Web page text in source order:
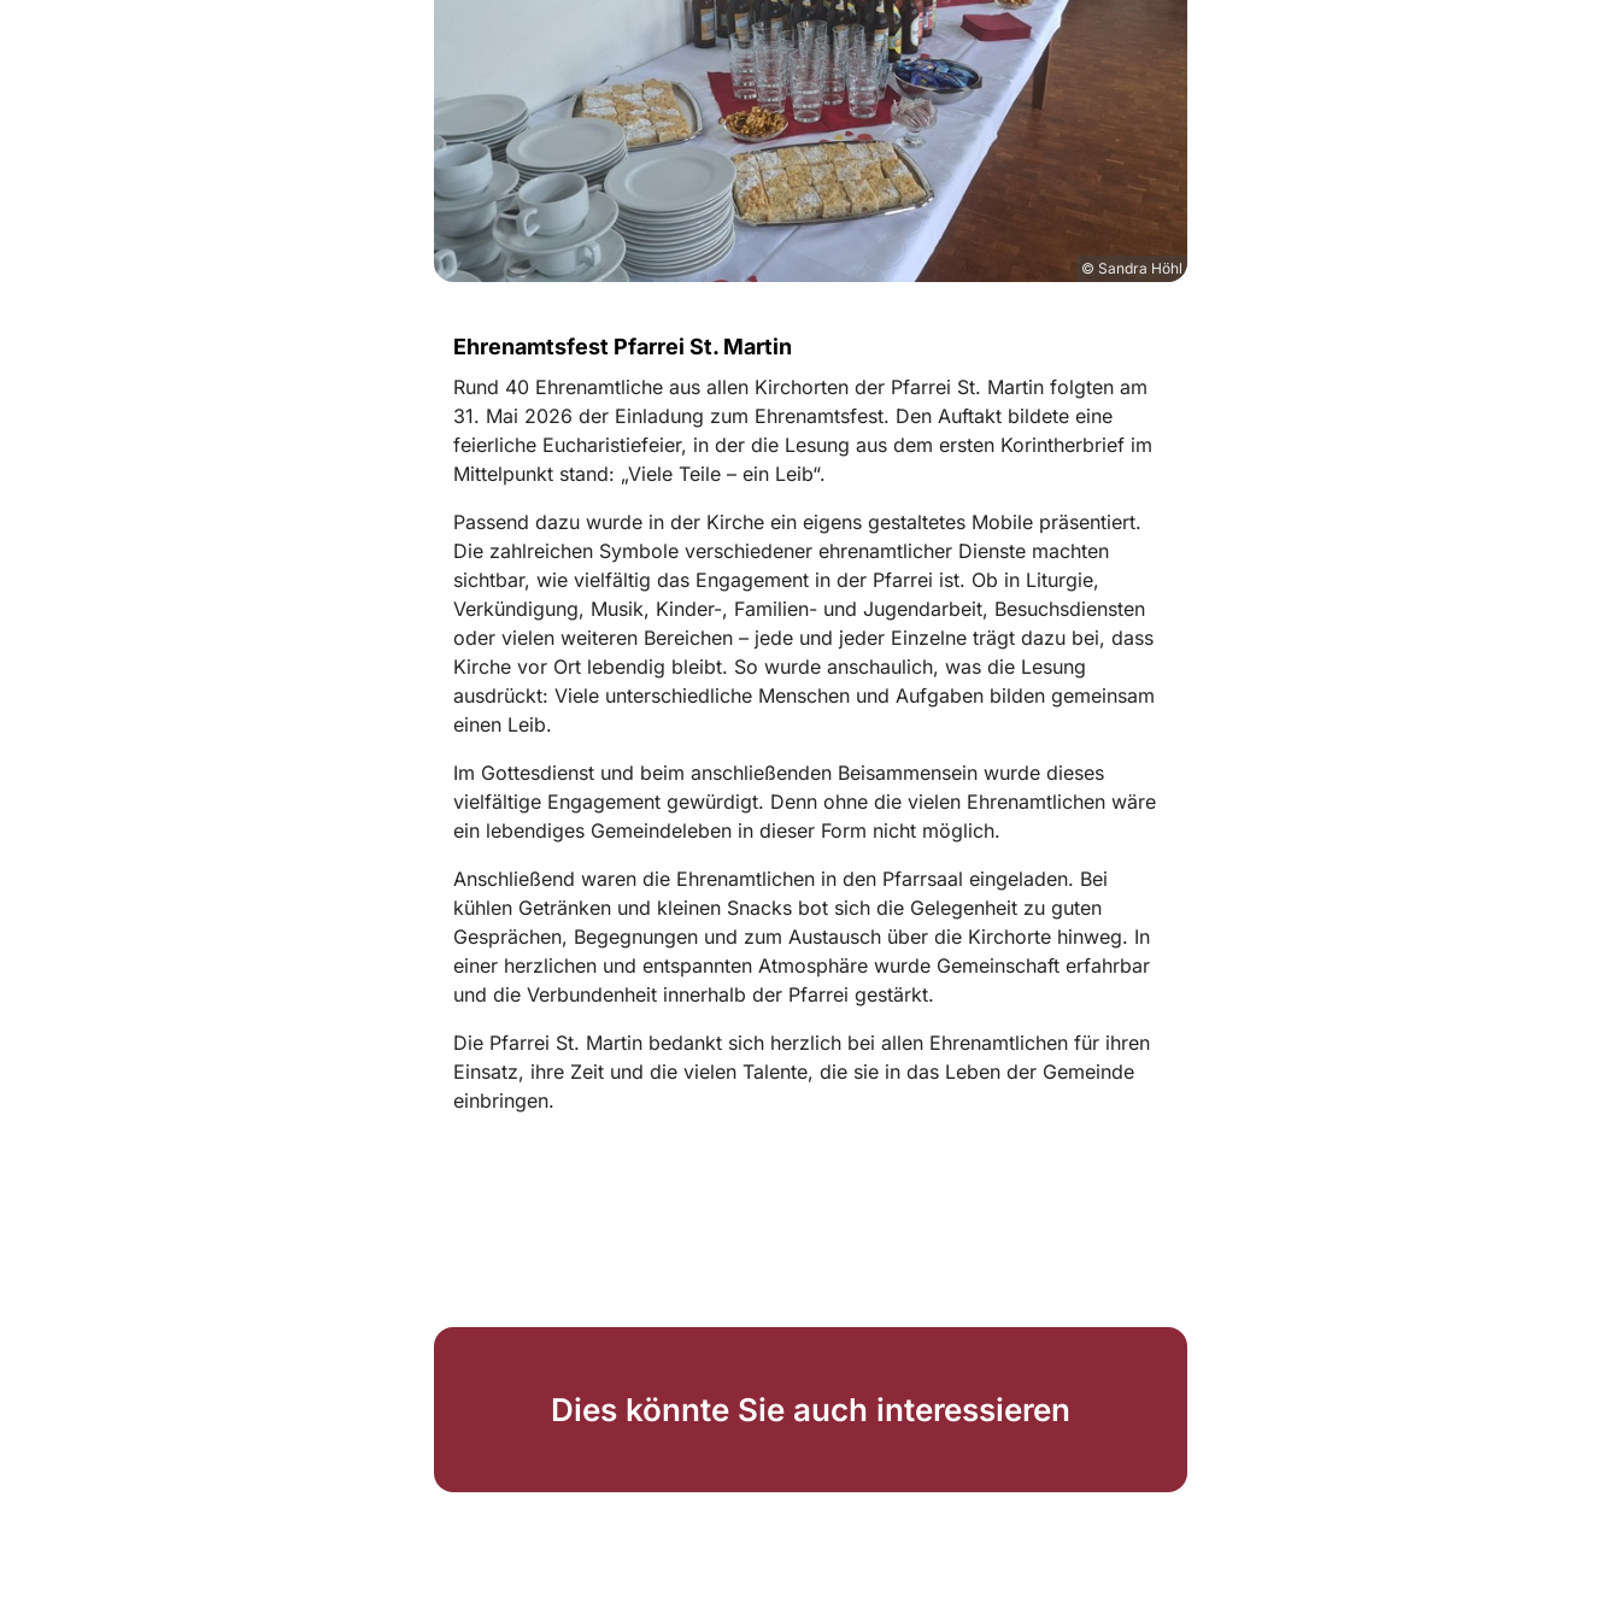
© Sandra Höhl
Ehrenamtsfest Pfarrei St. Martin
Rund 40Ehrenamtliche aus allen Kirchorten der Pfarrei St. Martin folgten am
31. Mai 2026 der Einladung zum Ehrenamtsfest. Den Auftakt bildete eine
feierliche Eucharistiefeier, in der die Lesung aus dem ersten Korintherbrief im
Mittelpunkt stand: „Viele Teile– ein Leib“.
Passend dazu wurde in der Kirche ein eigens gestaltetes Mobile präsentiert.
Die zahlreichen Symbole verschiedener ehrenamtlicher Dienste machten
sichtbar, wie vielfältig das Engagement in der Pfarrei ist. Ob in Liturgie,
Verkündigung, Musik, Kinder-, Familien-und Jugendarbeit, Besuchsdiensten
oder vielen weiteren Bereichen – jede und jeder Einzelne trägt dazu bei, dass
Kirche vor Ort lebendig bleibt. So wurde anschaulich, was die Lesung
ausdrückt: Viele unterschiedliche Menschen und Aufgaben bilden gemeinsam
einen Leib.
Im Gottesdienst und beim anschließenden Beisammensein wurde dieses
vielfältige Engagement gewürdigt. Denn ohne die vielen Ehrenamtlichen wäre
ein lebendiges Gemeindeleben in dieser Form nicht möglich.
Anschließend waren die Ehrenamtlichen in den Pfarrsaal eingeladen. Bei
kühlen Getränken und kleinen Snacks bot sich die Gelegenheit zu guten
Gesprächen, Begegnungen und zum Austausch über die Kirchorte hinweg. In
einer herzlichen und entspannten Atmosphäre wurde Gemeinschaft erfahrbar
und die Verbundenheit innerhalb der Pfarrei gestärkt.
Die Pfarrei St. Martin bedankt sich herzlich bei allen Ehrenamtlichen für ihren
Einsatz, ihre Zeit und die vielen Talente, die sie in das Leben der Gemeinde
einbringen.
Dies könnte Sie auch interessieren